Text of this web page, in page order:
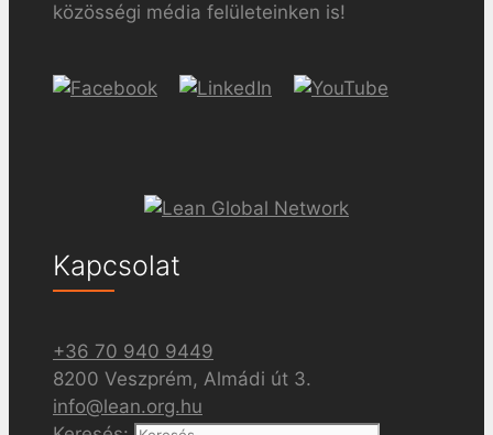
közösségi média felületeinken is!
Kapcsolat
+36 70 940 9449
8200 Veszprém, Almádi út 3.
info@lean.org.hu